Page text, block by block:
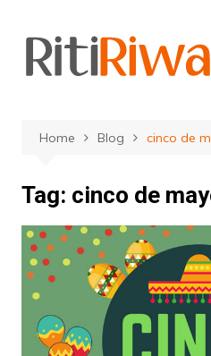
content
Home Blog cinco de
Tag: cinco de